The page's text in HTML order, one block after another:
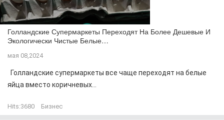
Голландские Супермаркеты Переходят На Более Дешевые И
Экологически Чистые Белые…
мая 08,2024
Голландские супермаркеты все чаще переходят на белые
яйца вместо коричневых...
Hits:3680 Бизнес